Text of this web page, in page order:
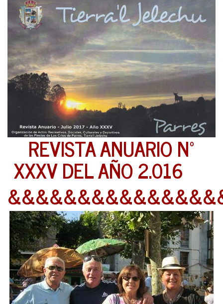
REVISTA ANUARIO Nº
XXXV DEL AÑO 2.016